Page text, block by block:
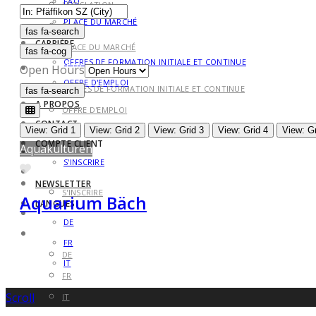
PLACE DU MARCHÉ
CARRIÈRE
OFFRES DE FORMATION INITIALE ET CONTINUE
OFFRE D'EMPLOI
A PROPOS
CONTACT
COMPTE CLIENT
S'INSCRIRE
NEWSLETTER
LANGUES
DE
FR
IT
LÉGISLATION
FAQ
PLACE DU MARCHÉ
CARRIÈRE
OFFRES DE FORMATION INITIALE ET CONTINUE
OFFRE D'EMPLOI
A PROPOS
CONTACT
COMPTE CLIENT
S'INSCRIRE
NEWSLETTER
DE
FR
IT
fas fa-searchfas fa-search
fas fa-cog
Open Hours
fas fa-searchfas fa-search
View: Grid 1 View: Grid 2 View: Grid 3 View: Grid 4 View:
Aquakulturen
Favorite
Aquarium Bäch
Scroll